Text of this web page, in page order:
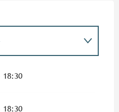
18:30
18:30